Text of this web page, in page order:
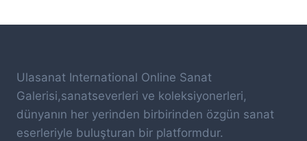
Ulasanat International Online Sanat
Galerisi,sanatseverleri ve koleksiyonerleri,
dünyanın her yerinden birbirinden özgün sanat
eserleriyle buluşturan bir platformdur.